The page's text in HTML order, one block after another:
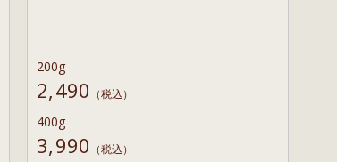
200g
2,490 （税込）
400g
3,990 （税込）